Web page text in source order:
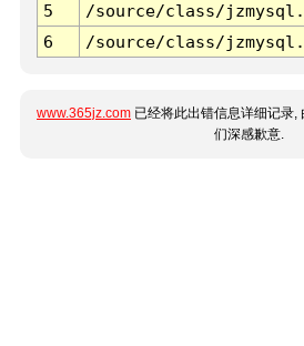
5
/source/class/
6
/source/class/
www.365jz.com 已经将此出错信息详细记录,
们深感歉意.